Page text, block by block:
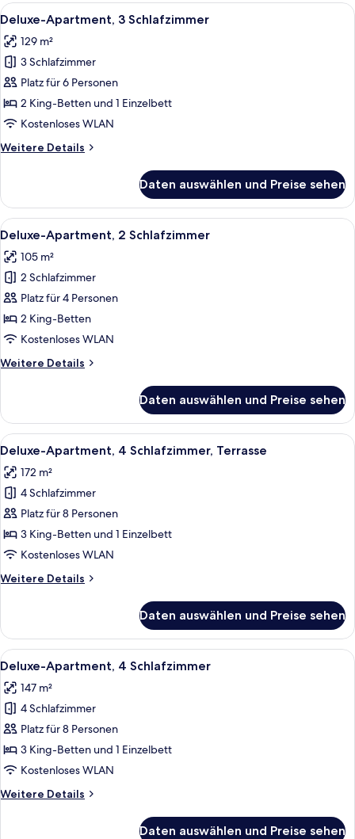
Schlafzimmer
Alle
Fotos
für
Deluxe-
Apartment,
3 Schlafzimmer
anzeigen
Ein modernes Wohnzimmer mit
11
Deluxe-Apartment, 3 Schlafzimmer
129 m²
3 Schlafzimmer
Platz für 6 Personen
2 King-Betten und 1 Einzelbett
Kostenloses WLAN
Weitere Details
Weitere
Apartment,
3 Schlafzimmer
Daten auswählen und Preise sehen
Alle
Fotos
für
Deluxe-
Apartment,
2 Schlafzimmer
anzeigen
Ein modernes Wohnzimmer mit
8
Deluxe-Apartment, 2 Schlafzimmer
105 m²
2 Schlafzimmer
Platz für 4 Personen
2 King-Betten
Kostenloses WLAN
Weitere Details
Weitere
Apartment,
2 Schlafzimmer
Daten auswählen und Preise sehen
Alle
Fotos
für
Deluxe-
Apartment,
4 Schlafzimmer,
Terrasse
Ein modernes Hotelzimmer mit
11
Deluxe-Apartment, 4 Schlafzimmer, Terrasse
172 m²
4 Schlafzimmer
Platz für 8 Personen
3 King-Betten und 1 Einzelbett
Kostenloses WLAN
Weitere Details
Weitere
Apartment,
4 Schlafzimmer,
Terrasse
Daten auswählen und Preise sehen
Alle
Fotos
für
Deluxe-
Apartment,
4 Schlafzimmer
anzeigen
Ein modernes Wohnzimmer mit
10
Deluxe-Apartment, 4 Schlafzimmer
147 m²
4 Schlafzimmer
Platz für 8 Personen
3 King-Betten und 1 Einzelbett
Kostenloses WLAN
Weitere Details
Weitere
Daten auswählen und Preise sehen